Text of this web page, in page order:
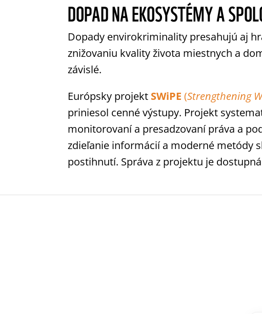
DOPAD NA EKOSYSTÉMY A
Dopady envirokriminality presahujú aj
znižovaniu kvality života miestnych a
závislé.
Európsky projekt SWiPE (Strengthening
priniesol cenné výstupy. Projekt
monitorovaní a presadzovaní práva a
zdieľanie informácií a moderné metódy
postihnutí. Správa z projektu je dostupná